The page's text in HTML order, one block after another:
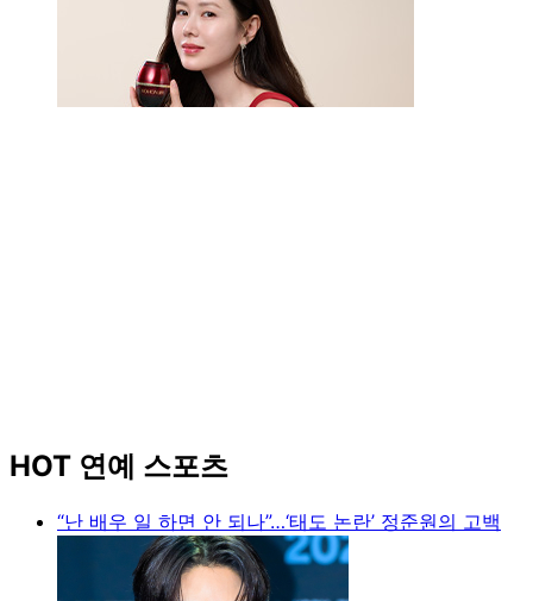
HOT 연예 스포츠
“난 배우 일 하면 안 되나”…‘태도 논란’ 정준원의 고백